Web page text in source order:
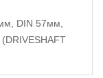
DIN 57мм,